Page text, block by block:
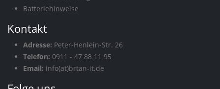
Batteriehinweise
Kontakt
Adresse: Peter-Henlein-Str. 26
Telefon: 0911 - 47 88 11 95
Email: info(at)brtan-it.de